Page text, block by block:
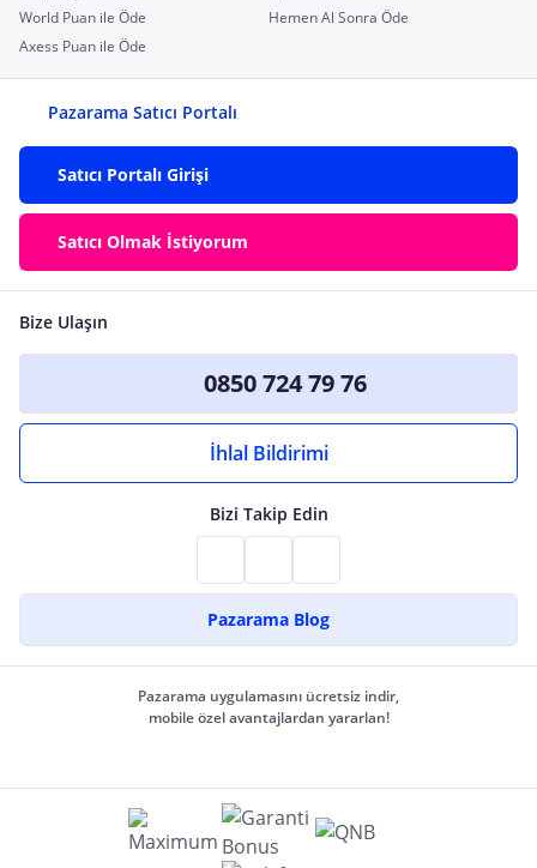
World Puan ile Öde
Hemen Al Sonra Öde
Axess Puan ile Öde
Pazarama Satıcı Portalı
Satıcı Portalı Girişi
Satıcı Olmak İstiyorum
Bize Ulaşın
0850 724 79 76
İhlal Bildirimi
Bizi Takip Edin
Pazarama Blog
Pazarama uygulamasını ücretsiz indir,
mobile özel avantajlardan yararlan!